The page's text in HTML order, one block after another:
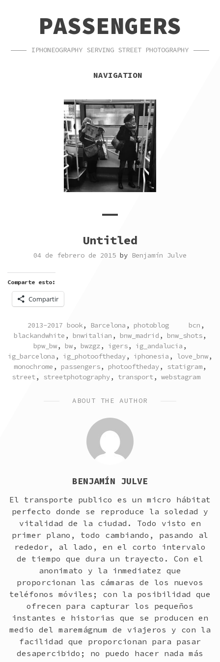
NAVIGATIONPASSENGERS
IPHONEOGRAPHY SERVING STREET PHOTOGRAPHY
NAVIGATION
Untitled
04 de febrero de 2015 by Benjamín Julve
Comparte esto:
Compartir
POSTED
IN
2013-2017 book, Barcelona , photoblog TAGGED
bcn ,
blackandwhite , bnwitalian , bnw_madrid , bnw_shots,
bpw_bw, bw, bwzgz, igers, ig_andalucia ,
ig_barcelona , ig_photooftheday, iphonesia , love_bnw,
monochrome , passengers, photooftheday, statigram,
street, streetphotography, transport, webstagram
ABOUT THE AUTHOR
BENJAMÍN JULVE
El transporte publico es un micro hábitat
perfecto donde se reproduce la soledad y
vitalidad de la ciudad. Todo visto en
primer plano, todo cambiando, pasando al
rededor, al lado, en el corto intervalo
de tiempo que dura un trayecto. Con el
anonimato y la inmediatez que
proporcionan las cámaras de los nuevos
teléfonos móviles; con la posibilidad que
ofrecen para capturar los pequeños
instantes e historias que se producen en
medio del maremágnum de viajeros y con la
facilidad que proporcionan para pasar
desapercibido; no puedo hacer nada más